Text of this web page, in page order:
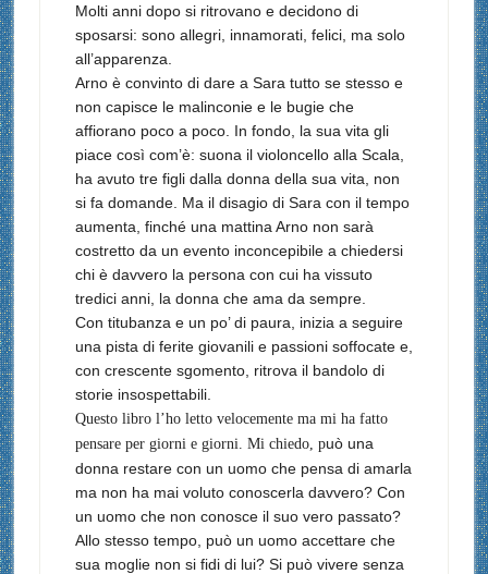
Molti anni dopo si ritrovano e decidono di
sposarsi: sono allegri, innamorati, felici, ma solo
all’apparenza.
Arno è convinto di dare a Sara tutto se stesso e
non capisce le malinconie e le bugie che
affiorano poco a poco. In fondo, la sua vita gli
piace così com’è: suona il violoncello alla Scala,
ha avuto tre figli dalla donna della sua vita, non
si fa domande. Ma il disagio di Sara con il tempo
aumenta, finché una mattina Arno non sarà
costretto da un evento inconcepibile a chiedersi
chi è davvero la persona con cui ha vissuto
tredici anni, la donna che ama da sempre.
Con titubanza e un po’ di paura, inizia a seguire
una pista di ferite giovanili e passioni soffocate e,
con crescente sgomento, ritrova il bandolo di
storie insospettabili.
Questo libro l’ho letto velocemente ma mi ha fatto
pensare per giorni e giorni. Mi chiedo, può una
donna restare con un uomo che pensa di amarla
ma non ha mai voluto conoscerla davvero? Con
un uomo che non conosce il suo vero passato?
Allo stesso tempo, può un uomo accettare che
sua moglie non si fidi di lui? Si può vivere senza